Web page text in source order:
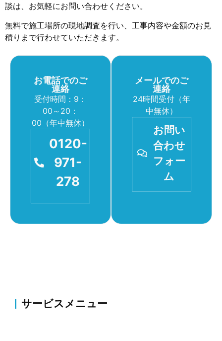
談は、お気軽にお問い合わせください。
無料で施工場所の現地調査を行い、工事内容や金額のお見
積りまで行わせていただきます。
お電話でのご
連絡
受付時間：9：
00～20：
00（年中無休）
0120-
971-
278
メールでのご
連絡
24時間受付（年
中無休）
お問い
合わせ
フォー
ム
サービスメニュー